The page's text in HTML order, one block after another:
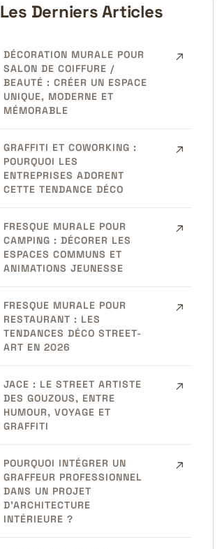
Les Derniers Articles
DÉCORATION MURALE POUR
SALON DE COIFFURE /
BEAUTÉ : CRÉER UN ESPACE
UNIQUE, MODERNE ET
MÉMORABLE
GRAFFITI ET COWORKING :
POURQUOI LES
ENTREPRISES ADORENT
CETTE TENDANCE DÉCO
FRESQUE MURALE POUR
CAMPING : DÉCORER LES
ESPACES COMMUNS ET
ANIMATIONS JEUNESSE
FRESQUE MURALE POUR
RESTAURANT : LES
TENDANCES DÉCO STREET-
ART EN 2026
JACE : LE STREET ARTISTE
DES GOUZOUS, ENTRE
HUMOUR, VOYAGE ET
GRAFFITI
POURQUOI INTÉGRER UN
GRAFFEUR PROFESSIONNEL
DANS UN PROJET
D’ARCHITECTURE
INTÉRIEURE ?